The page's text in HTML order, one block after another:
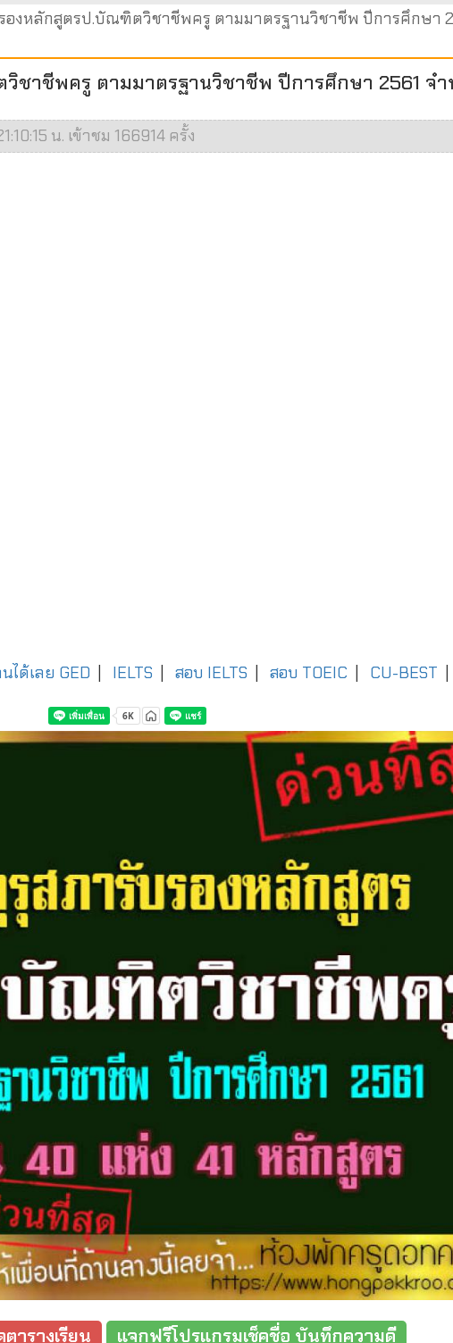
องหลักสูตรป.บัณฑิตวิชาชีพครู ตามมาตรฐานวิชาชีพ ปีการศึกษา
ชาชีพครู ตามมาตรฐานวิชาชีพ ปีการศึกษา 2561 จำ
น. เข้าชม 166914 ครั้ง
ได้เลย GED IELTS สอบ IELTS สอบ TOEIC CU-BEST
ารางเรียน แจกฟรีโปรแกรมเช็คชื่อ บันทึกความดี